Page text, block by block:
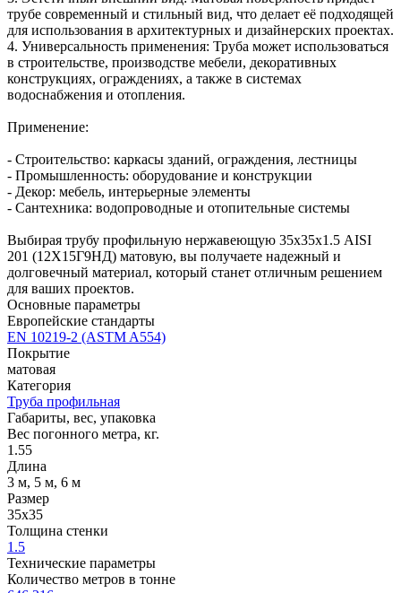
трубе современный и стильный вид, что делает её подходящей
для использования в архитектурных и дизайнерских проектах.
4. Универсальность применения: Труба может использоваться
в строительстве, производстве мебели, декоративных
конструкциях, ограждениях, а также в системах
водоснабжения и отопления.
Применение:
- Строительство: каркасы зданий, ограждения, лестницы
- Промышленность: оборудование и конструкции
- Декор: мебель, интерьерные элементы
- Сантехника: водопроводные и отопительные системы
Выбирая трубу профильную нержавеющую 35х35х1.5 AISI
201 (12Х15Г9НД) матовую, вы получаете надежный и
долговечный материал, который станет отличным решением
для ваших проектов.
Основные параметры
Европейские стандарты
EN 10219-2 (ASTM A554)
Покрытие
матовая
Категория
Труба профильная
Габариты, вес, упаковка
Вес погонного метра, кг.
1.55
Длина
3 м, 5 м, 6 м
Размер
35x35
Толщина стенки
1.5
Технические параметры
Количество метров в тонне